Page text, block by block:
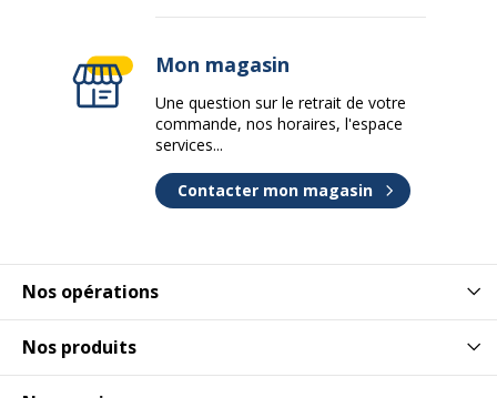
Nos opérations
Nos produits
Mon magasin
Une question sur le retrait de votre
commande, nos horaires, l'espace
services...
Contacter mon magasin